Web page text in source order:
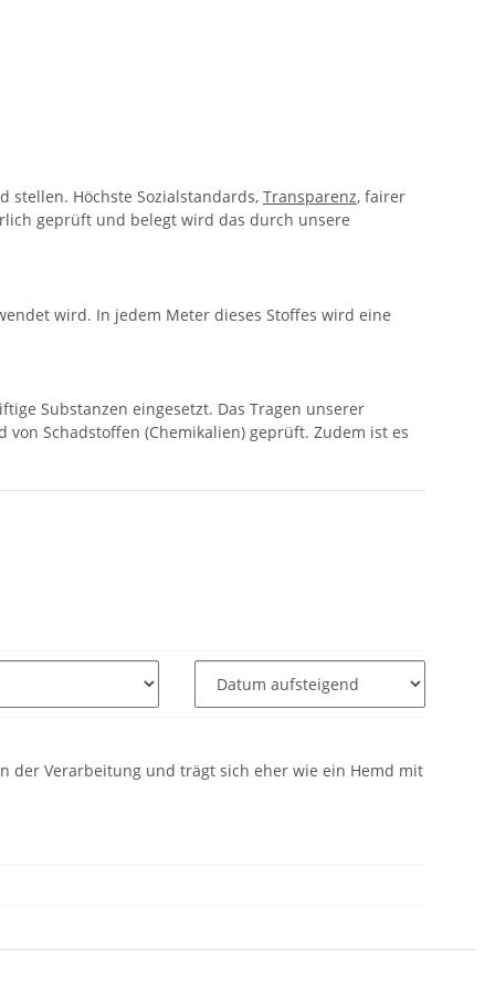
Höchste Sozialstandards, Transparenz, fairer
geprüft und belegt wird das durch unsere
wird. In jedem Meter dieses Stoffes wird eine
Substanzen eingesetzt. Das Tragen unserer
Schadstoffen (Chemikalien) geprüft. Zudem ist es
der Verarbeitung und trägt sich eher wie ein Hemd mit